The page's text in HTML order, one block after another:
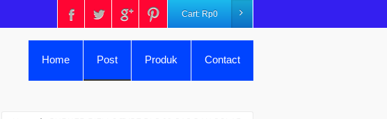
Cart: Rp0
Home Post Produk Contact